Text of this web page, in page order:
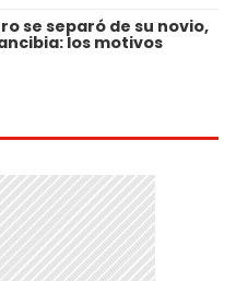
se separó de su novio,
los motivos